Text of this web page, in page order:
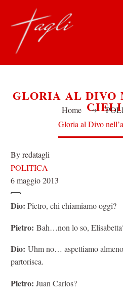
GLORIA AL DIVO
Home
Gloria al Divo
By redatagli
POLITICA
6 maggio 2013
Dio: Pietro, chi chiamiamo oggi?
Pietro: Bah…non lo so,
Dio: Uhm no… aspettiamo
partorisca.
Pietro: Juan Carlos?